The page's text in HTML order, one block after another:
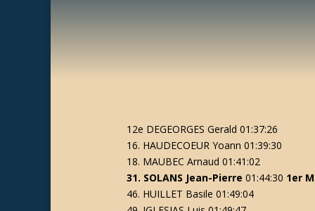
12e DEGEORGES Gerald 01:37:26
16. HAUDECOEUR Yoann 01:39:30
18. MAUBEC Arnaud 01:41:02
31. SOLANS Jean-Pierre 01:44:30 1er
46. HUILLET Basile 01:49:04